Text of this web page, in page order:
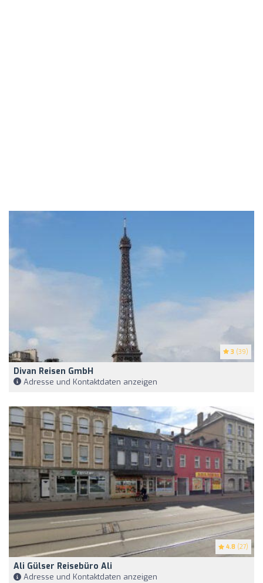
3 (39)
Divan Reisen GmbH
Adresse und Kontaktdaten anzeigen
4.8 (27)
Ali Gülser Reisebüro Ali
Adresse und Kontaktdaten anzeigen